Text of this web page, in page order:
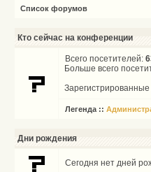
Список форумов
Кто сейчас на конференции
Всего посетителей:
Больше всего
Легенда ::
Дни рождения
Сегодня нет дней